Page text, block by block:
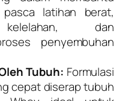
latihan berat,
dan
penyembuhan
Tubuh: Formulasi
cepat diserap tubuh